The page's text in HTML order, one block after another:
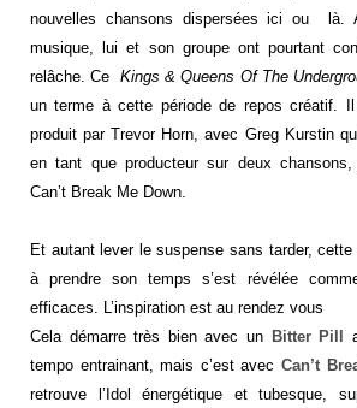
nouvelles chansons dispersées ici ou là.
musique, lui et son groupe ont pourtant
relâche. Ce Kings & Queens Of The
un terme à cette période de repos créatif .
produit par Trevor Horn, avec Greg Kurstin
en tant que producteur sur deux
Can’t Break Me Down.
Et autant lever le suspense sans tarder,
à prendre son temps s’est révélée
efficaces. L’inspiration est au rendez vous
Cela démarre très bien avec un Bitter Pill
tempo entrainant, mais c’est avec Can’t
retrouve l’Idol énergétique et tubesque,